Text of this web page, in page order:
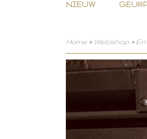
NIEUW
Home > Webshop > En